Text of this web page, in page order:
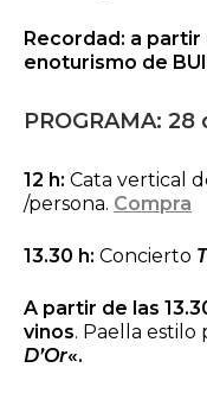
Recordad: a partir
enoturismo de
PROGRAMA:
12 h: Cata vertical
/persona. Compra
13.30 h: Concierto
A partir de las
vinos. Paella estilo
D’Or«.